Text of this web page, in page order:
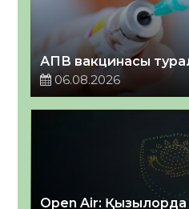
АПВ вакцинасы
06.08.2026
Open Air: